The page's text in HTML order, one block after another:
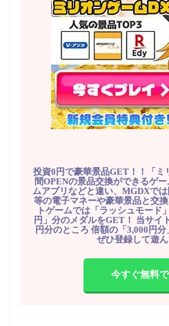
投資0円で豪華景品GET！！「ミ
間OPENの景品交換ができるゲ
ムアプリなどと違い、MGDXでは
等の電子マネーや豪華景品と交
トゲームでは「ラッシュモード
円」分のメダルをGET！ 当サイ
円分のところ 倍額の「3,000円
ぜひ登録して遊ん
今すぐ無料